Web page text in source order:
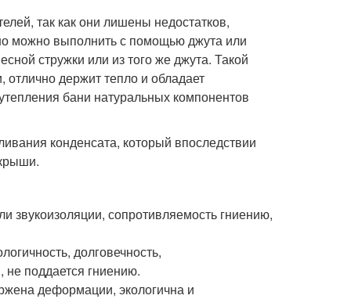
так как они лишены недостатков,
можно выполнить с помощью джута или
стружки или из того же джута. Такой
держит тепло и обладает
бани натуральных компонентов
конденсата, который впоследствии
звукоизоляции, сопротивляемость гниению,
долговечность,
поддается гниению.
деформации, экологична и